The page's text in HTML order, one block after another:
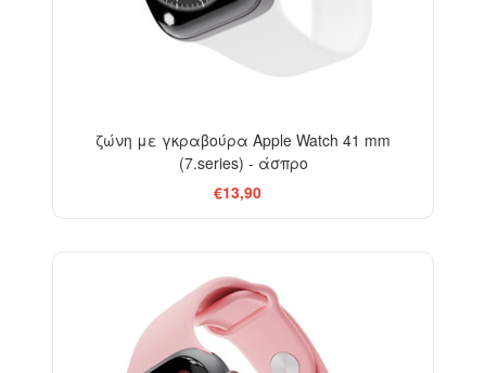
ζώνη με γκραβούρα Apple Watch 41 mm
(7.series) - άσπρο
€13,90